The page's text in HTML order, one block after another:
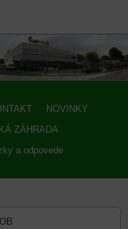
NOVINKY
ZÁHRADA
a odpovede